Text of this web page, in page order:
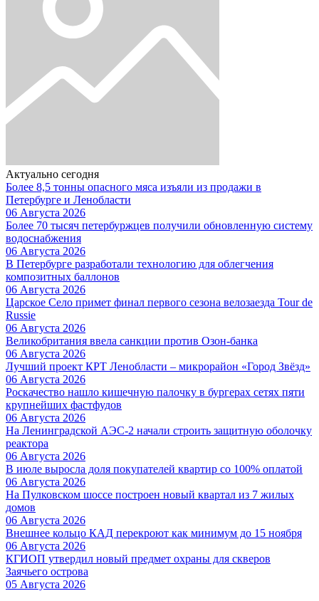
Актуально сегодня
Более 8,5 тонны опасного мяса изъяли из продажи в
Петербурге и Ленобласти
06 Августа 2026
Более 70 тысяч петербуржцев получили обновленную систему
водоснабжения
06 Августа 2026
В Петербурге разработали технологию для облегчения
композитных баллонов
06 Августа 2026
Царское Село примет финал первого сезона велозаезда Tour de
Russie
06 Августа 2026
Великобритания ввела санкции против Озон-банка
06 Августа 2026
Лучший проект КРТ Ленобласти – микрорайон «Город Звёзд»
06 Августа 2026
Роскачество нашло кишечную палочку в бургерах сетях пяти
крупнейших фастфудов
06 Августа 2026
На Ленинградской АЭС-2 начали строить защитную оболочку
реактора
06 Августа 2026
В июле выросла доля покупателей квартир со 100% оплатой
06 Августа 2026
На Пулковском шоссе построен новый квартал из 7 жилых
домов
06 Августа 2026
Внешнее кольцо КАД перекроют как минимум до 15 ноября
06 Августа 2026
КГИОП утвердил новый предмет охраны для скверов
Заячьего острова
05 Августа 2026